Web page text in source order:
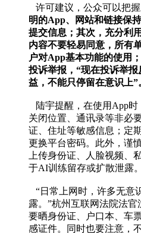
许可建议，公众可以把握
明的App、网站和链接保
提交信息；其次，充分利
内容不要轻易同意，所有
户对App基本功能的使用
投诉举报，“现在投诉举
益，不能只停留在意识上”
陆宇提醒，在使用App时
关闭位置、通讯录等非必
证、住址等敏感信息；定
更换平台密码。此外，谨
上传身份证、人脸视频、
于AI训练留存或扩散泄露。
“日常上网时，许多无意
露。”杭州互联网法院法
要晒身份证、户口本、车
感证件。同时也要注意，